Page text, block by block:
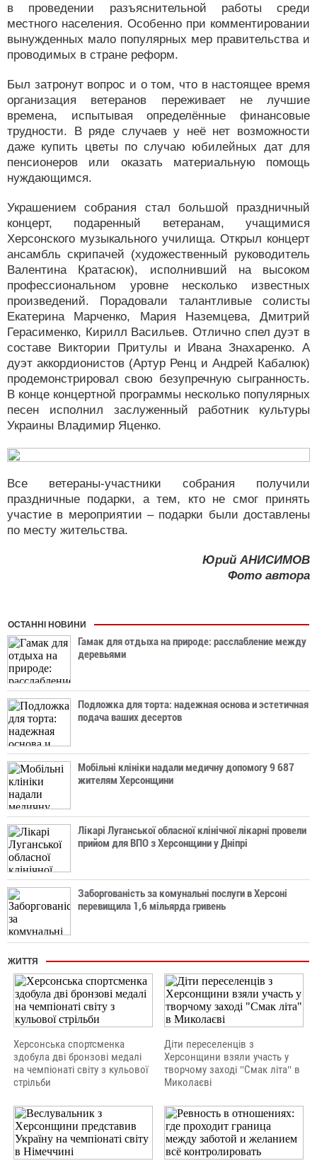
в проведении разъяснительной работы среди
местного населения. Особенно при комментировании
вынужденных мало популярных мер правительства и
проводимых в стране реформ.
Был затронут вопрос и о том, что в настоящее время
организация ветеранов переживает не лучшие
времена, испытывая определённые финансовые
трудности. В ряде случаев у неё нет возможности
даже купить цветы по случаю юбилейных дат для
пенсионеров или оказать материальную помощь
нуждающимся.
Украшением собрания стал большой праздничный
концерт, подаренный ветеранам, учащимися
Херсонского музыкального училища. Открыл концерт
ансамбль скрипачей (художественный руководитель
Валентина Кратасюк), исполнивший на высоком
профессиональном уровне несколько известных
произведений. Порадовали талантливые солисты
Екатерина Марченко, Мария Наземцева, Дмитрий
Герасименко, Кирилл Васильев. Отлично спел дуэт в
составе Виктории Притулы и Ивана Знахаренко. А
дуэт аккордионистов (Артур Ренц и Андрей Кабалюк)
продемонстрировал свою безупречную сыгранность.
В конце концертной программы несколько популярных
песен исполнил заслуженный работник культуры
Украины Владимир Яценко.
Все ветераны-участники собрания получили
праздничные подарки, а тем, кто не смог принять
участие в мероприятии – подарки были доставлены
по месту жительства.
Юрий АНИСИМОВ
Фото автора
ОСТАННІ НОВИНИ
Гамак для отдыха на природе: расслабление между
деревьями
Подложка для торта: надежная основа и эстетичная
подача ваших десертов
Мобільні клініки надали медичну допомогу 9 687
жителям Херсонщини
Лікарі Луганської обласної клінічної лікарні провели
прийом для ВПО з Херсонщини у Дніпрі
Заборгованість за комунальні послуги в Херсоні
перевищила 1,6 мільярда гривень
ЖИТТЯ
Херсонська спортсменка
здобула дві бронзові медалі
на чемпіонаті світу з кульової
стрільби
Діти переселенців з
Херсонщини взяли участь у
творчому заході "Смак літа" в
Миколаєві